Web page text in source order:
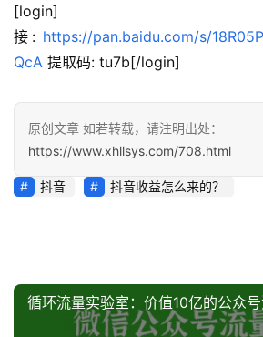
科
创
资
源
会
接: https://pan.baidu.com/s/
QcA 提取码: tu7b[/login]
原创文章 如若转载，请注明出处：
https://www.xhllsys.com/708.html
抖音 抖音收益怎么来的？
循环流量实验室：价值10亿的公众